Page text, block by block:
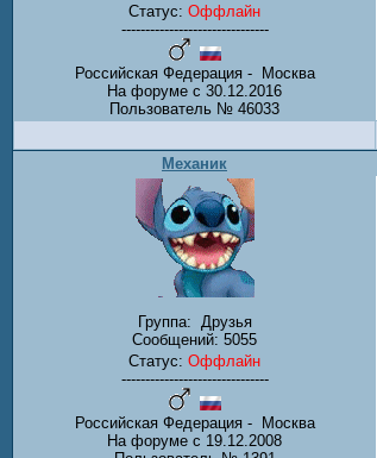
Статус: Оффлайн
-------------------------------
Российская Федерация - Москва
На форуме с 30.12.2016
Пользователь № 46033
Механик
Группа: Друзья
Сообщений: 5055
Статус: Оффлайн
-------------------------------
Российская Федерация - Москва
На форуме с 19.12.2008